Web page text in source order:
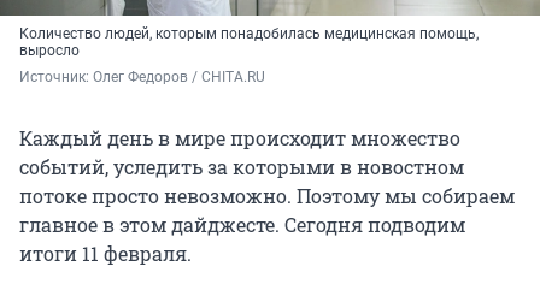
Количество людей, которым понадобилась медицинская помощь,
выросло
Источник: Олег Федоров / CHITA.RU
Каждый день в мире происходит множество
событий, уследить за которыми в новостном
потоке просто невозможно. Поэтому мы собираем
главное в этом дайджесте. Сегодня подводим
итоги 11 февраля.